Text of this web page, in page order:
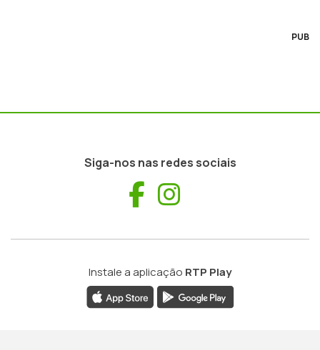
PUB
Siga-nos nas redes sociais
Facebook
Instale a aplicação RTP Play